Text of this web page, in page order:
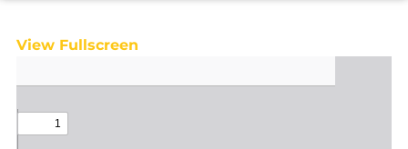
View Fullscreen